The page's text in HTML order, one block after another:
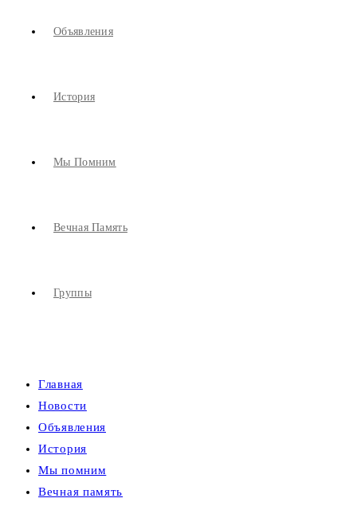
Объявления
История
Мы Помним
Вечная Память
Группы
Главная
Новости
Объявления
История
Мы помним
Вечная память